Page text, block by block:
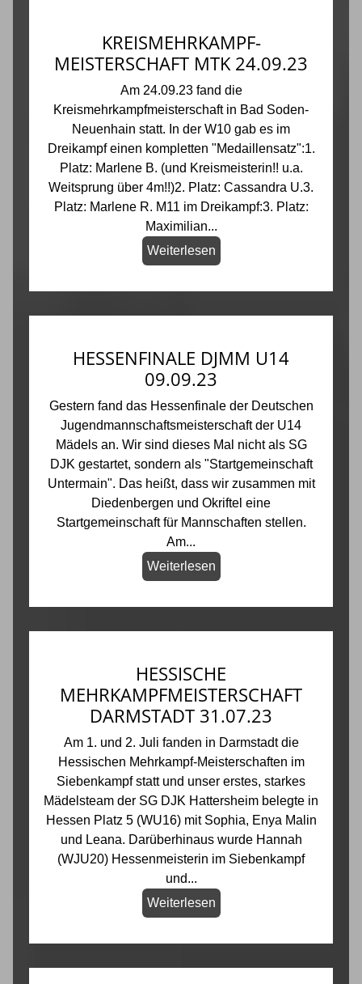
KREISMEHRKAMPF-
MEISTERSCHAFT MTK 24.09.23
Am 24.09.23 fand die
Kreismehrkampfmeisterschaft in Bad Soden-
Neuenhain statt. In der W10 gab es im
Dreikampf einen kompletten "Medaillensatz":1.
Platz: Marlene B. (und Kreismeisterin!! u.a.
Weitsprung über 4m!!)2. Platz: Cassandra U.3.
Platz: Marlene R. M11 im Dreikampf:3. Platz:
Maximilian...
Weiterlesen
HESSENFINALE DJMM U14
09.09.23
Gestern fand das Hessenfinale der Deutschen
Jugendmannschaftsmeisterschaft der U14
Mädels an. Wir sind dieses Mal nicht als SG
DJK gestartet, sondern als "Startgemeinschaft
Untermain". Das heißt, dass wir zusammen mit
Diedenbergen und Okriftel eine
Startgemeinschaft für Mannschaften stellen.
Am...
Weiterlesen
HESSISCHE
MEHRKAMPFMEISTERSCHAFT
DARMSTADT 31.07.23
Am 1. und 2. Juli fanden in Darmstadt die
Hessischen Mehrkampf-Meisterschaften im
Siebenkampf statt und unser erstes, starkes
Mädelsteam der SG DJK Hattersheim belegte in
Hessen Platz 5 (WU16) mit Sophia, Enya Malin
und Leana. Darüberhinaus wurde Hannah
(WJU20) Hessenmeisterin im Siebenkampf
und...
Weiterlesen